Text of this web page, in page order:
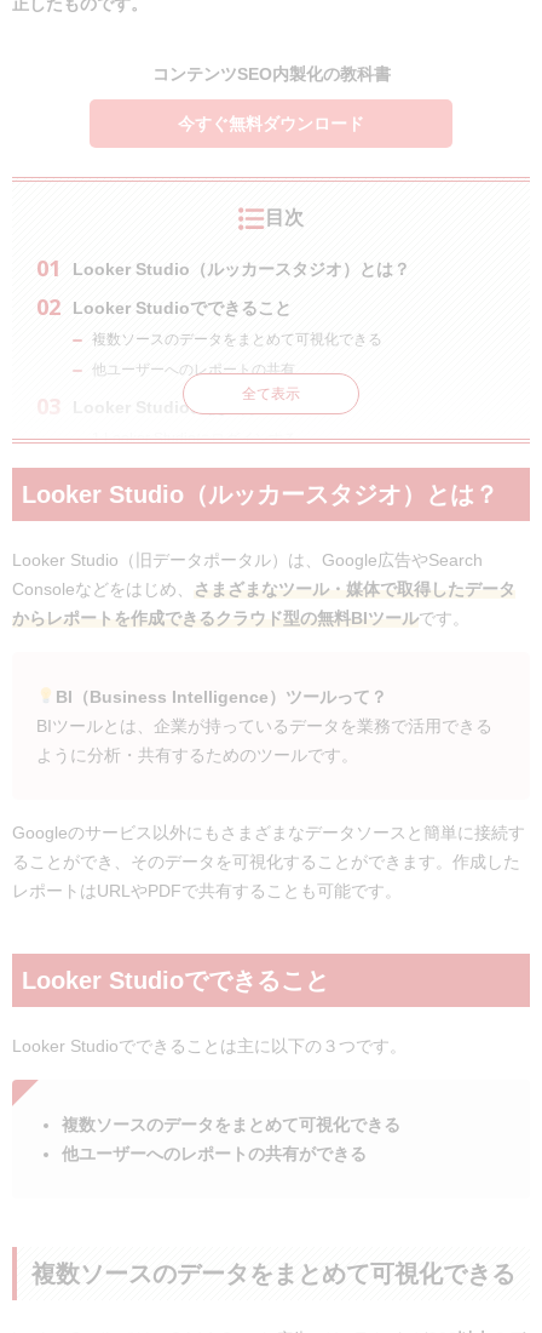
正したものです。
コンテンツSEO内製化の教科書
今すぐ無料ダウンロード
目次
Looker Studio（ルッカースタジオ）とは？
Looker Studioでできること
複数ソースのデータをまとめて可視化できる
他ユーザーへのレポートの共有
Looker Studioの使い方
1.Looker Studioにログインする
2.データの出力形式を選ぶ
3.データを接続する
5.レポートを他のユーザーに共有する
Looker Studioの活用事例
検索順位とセッション数の相関関係をみる
ページ別の獲得キーワードの順位をみる
Looker Studioのおすすめ理由と注意点
Looker Studioのおすすめ理由
まとめ：Looker Studioを使ってデータを有効活用しよ
う！
全て表示
Looker Studio（ルッカースタジオ）とは？
Looker Studio（旧データポータル）は、Google広告やSearch
Consoleなどをはじめ、 さまざまなツール・媒体で取得したデータ
からレポートを作成できるクラウド型の無料BIツールです。
BI（Business Intelligence）ツールって？
BIツールとは、企業が持っているデータを業務で活用できる
ように分析・共有するためのツールです。
Googleのサービス以外にもさまざまなデータソースと簡単に接続す
ることができ、そのデータを可視化することができます。作成した
レポートはURLやPDFで共有することも可能です。
Looker Studioでできること
Looker Studioでできることは主に以下の３つです。
複数ソースのデータをまとめて可視化できる
他ユーザーへのレポートの共有ができる
複数ソースのデータをまとめて可視化できる